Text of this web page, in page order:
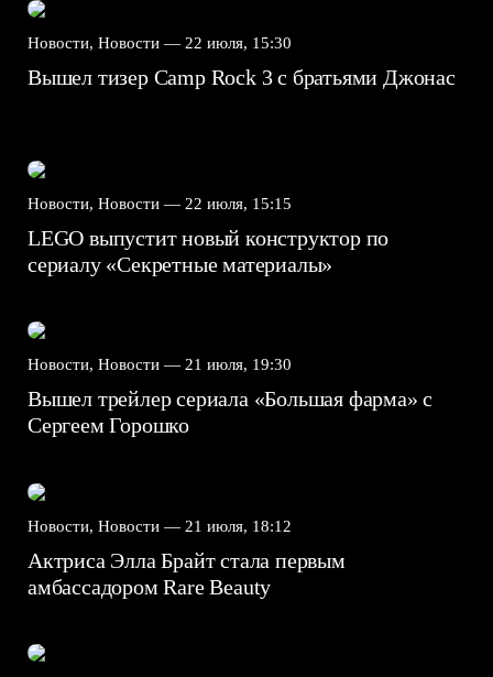
Новости, Новости — 22 июля, 15:30
Вышел тизер Camp Rock 3 с братьями Джонас
Новости, Новости — 22 июля, 15:15
LEGO выпустит новый конструктор по
сериалу «Секретные материалы»
Новости, Новости — 21 июля, 19:30
Вышел трейлер сериала «Большая фарма» с
Сергеем Горошко
Новости, Новости — 21 июля, 18:12
Актриса Элла Брайт стала первым
амбассадором Rare Beauty